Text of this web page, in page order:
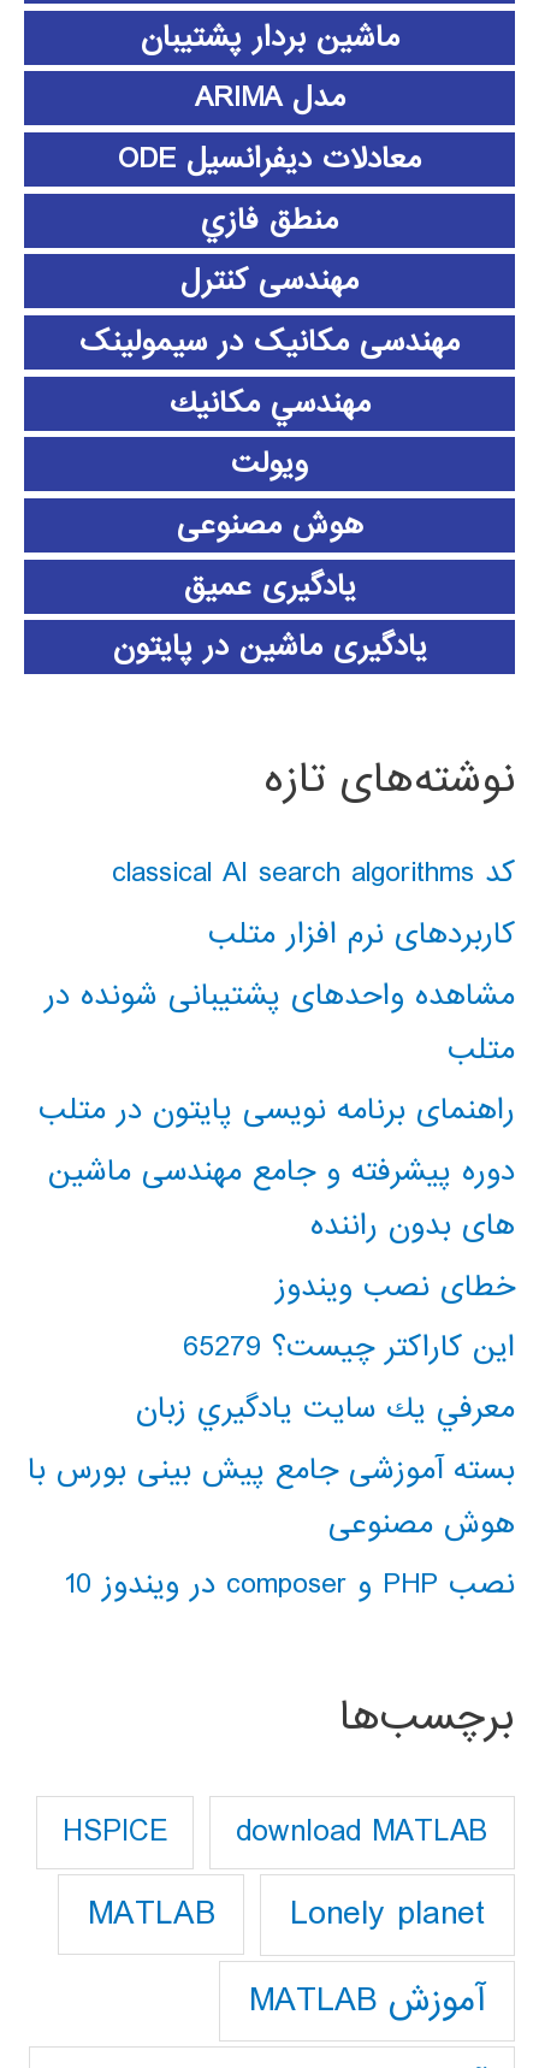
ماشین بردار پشتیبان
مدل ARIMA
معادلات دیفرانسیل ODE
منطق فازي
مهندسی کنترل
مهندسی مکانیک در سیمولینک
مهندسي مكانيك
ویولت
هوش مصنوعی
یادگیری عمیق
یادگیری ماشین در پایتون
نوشته‌های تازه
کد classical AI search algorithms
کاربردهای نرم افزار متلب
مشاهده واحدهای پشتیبانی شونده در
متلب
راهنمای برنامه نویسی پایتون در متلب
دوره پیشرفته و جامع مهندسی ماشین
های بدون راننده
خطای نصب ویندوز
این کاراکتر چیست؟ 65279
معرفي يك سايت يادگيري زبان
بسته آموزشی جامع پیش بینی بورس با
هوش مصنوعی
نصب PHP و composer در ویندوز 10
برچسب‌ها
download MATLAB
HSPICE
Lonely planet
MATLAB
آموزش MATLAB